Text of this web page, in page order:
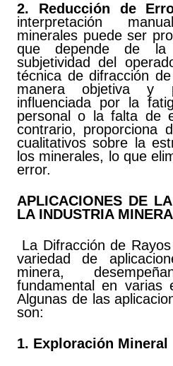
2. Reducción de
interpretación
minerales puede ser
que depende de
subjetividad del
técnica de difracción
manera objetiva y
influenciada por la
personal o la falta de
contrario, proporciona
cualitativos sobre la
los minerales, lo que
error.
APLICACIONES DE
LA INDUSTRIA MINERA
La Difracción de
variedad de
minera,
fundamental en varias
Algunas de las
son:
1. Exploración Mineral